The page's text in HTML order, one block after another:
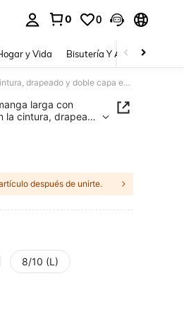
0 0
y Vida Bisutería Y Accesorios
Modelyn Vestido largo de manga larga con escote en V, decoración metálica en la cintura, drapeado y doble capa en el pecho, estilo elegante y de moda para mujer, para primavera/verano
larga con
la cintura, drapeado
y de moda
después de unirte.
8/10 (L)